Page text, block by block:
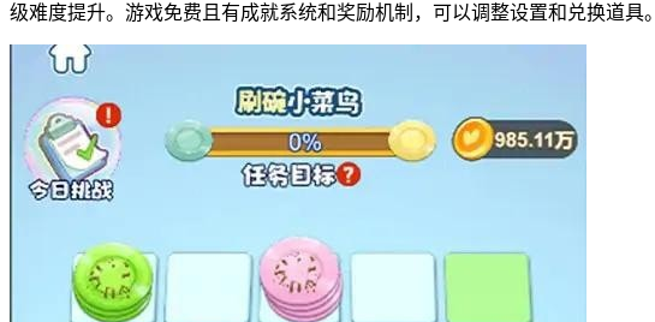
级难度提升。游戏免费且有成就系统和奖励机制，可以调整设置和兑换道具。